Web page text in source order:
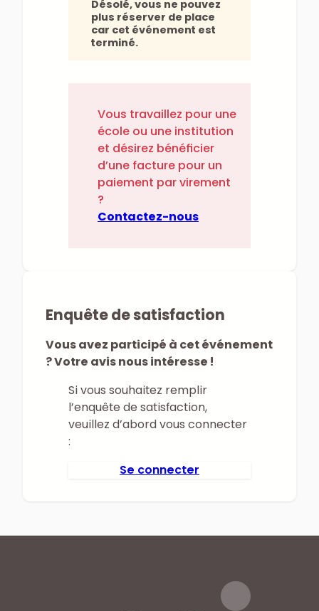
Désolé, vous ne pouvez
plus réserver de place
car cet événement est
terminé.
Vous travaillez pour une
école ou une institution
et désirez bénéficier
d’une facture pour un
paiement par virement
?
Contactez-nous
Enquête de satisfaction
Vous avez participé à cet événement
? Votre avis nous intéresse !
Si vous souhaitez remplir
l’enquête de satisfaction,
veuillez d’abord vous connecter
:
Se connecter